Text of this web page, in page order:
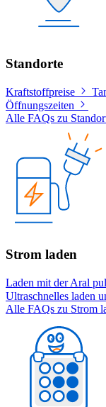
Standorte
Kraftstoffpreise
Öffnungszeiten
Alle FAQs zu
Strom laden
Laden mit der Aral
Ultraschnelles laden
Alle FAQs zu Strom